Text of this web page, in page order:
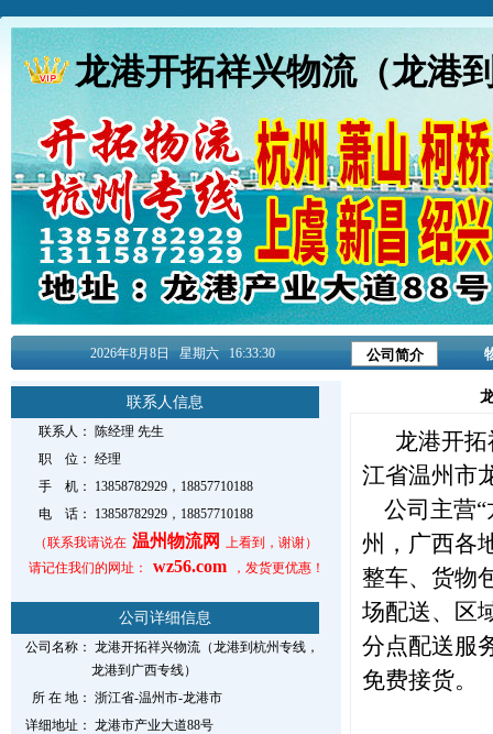
龙港开拓祥兴物流（龙港
2026年8月8日 星期六 16:33:30 公司简介
联系人信息
联系人： 陈经理 先生
职 位： 经理
手 机：
13858782929，18857710188
电 话：
13858782929，18857710188
（联系我请说在 温州物流网 上看到，谢谢）
请记住我们的网址：
wz56.com ，发货更优惠！
公司详细信息
公司名称： 龙港开拓祥兴物流（龙港到杭州专线，
龙港到广西专线）
所 在 地： 浙江省-温州市-龙港市
详细地址： 龙港市产业大道88号
龙港开
江省温州市
公司主营“
州，广西各
整车、货物
场配送、区
分点配送服
免费接货。